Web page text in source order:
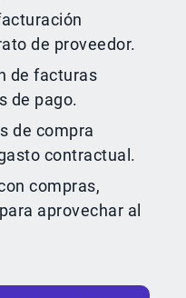
de proveedor.
de facturas
de pago.
de compra
contractual.
compras,
aprovechar al